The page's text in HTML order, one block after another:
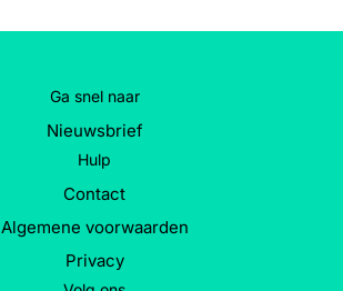
Ga snel naar
Nieuwsbrief
Hulp
Contact
Algemene voorwaarden
Privacy